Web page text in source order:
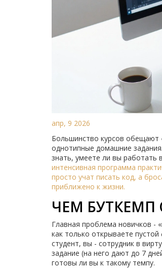
апр, 9 2026
Большинство курсов обещают
однотипные домашние
знать, умеете ли вы работать
интенсивная программа
просто учат писать код, а
приближено к жизни.
ЧЕМ БУТКЕМП
Главная проблема новичков -
как только открываете
студент, вы - сотрудник в
задание (на него дают до 7
готовы ли вы к такому темпу.